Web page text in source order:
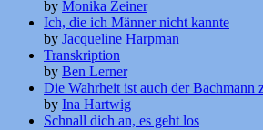
by Monika Zeiner
Ich, die ich Männer nicht kannte
by Jacqueline Harpman
Transkription
by Ben Lerner
Die Wahrheit ist auch der Bachmann
by Ina Hartwig
Schnall dich an, es geht los